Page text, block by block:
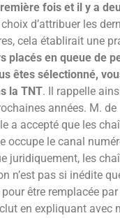
fois et il y a
d’attribuer les
cela établirait une
placés en queue de
êtes sélectionné,
la TNT. Il rappelle
années. M. de
a accepté que les
occupe le canal
juridiquement, les
n’est pas si inédite
être remplacée
en expliquant avec